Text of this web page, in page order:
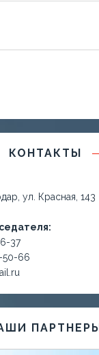
КОНТАКТЫ
ул. Красная, 143
37
50-66
ПАРТНЕРЫ